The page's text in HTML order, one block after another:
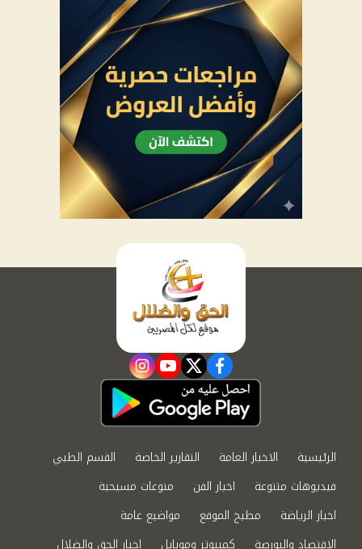
facebook
twitter
youtube
instagram
الرئيسية الاخبار العامة التقارير الخاصة
القسم الطبي
فيديوهات متنوعة
اخبار الفن
منوعات مسيحية
اخبار الرياضة
مطبخ الموقع
مواضيع عامة
الاقتصاد والبورصة
كمبيوتر وموبايل اخبار الحق والضلال